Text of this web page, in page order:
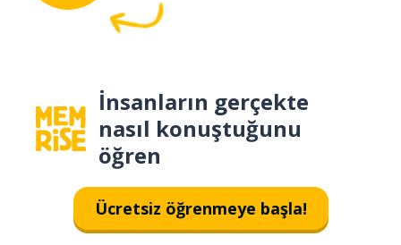
İnsanların gerçekte
nasıl konuştuğunu
öğren
Ücretsiz öğrenmeye başla!